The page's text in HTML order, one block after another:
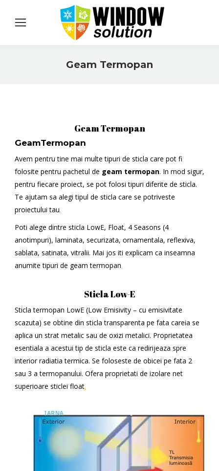
Geam Termopan
Geam Termopan
GeamTermopan
Avem pentru tine mai multe tipuri de sticla care pot fi
folosite pentru pachetul de geam termopan. In mod sigur,
pentru fiecare proiect, se pot folosi tipuri diferite de sticla.
Te ajutam sa alegi tipul de sticla care se potriveste
proiectului tau.
Poti alege dintre sticla LowE, Float, 4 Seasons (4
anotimpuri), laminata, securizata, ornamentala, reflexiva,
sablata, satinata, vitralii. Mai jos iti explicam ca inseamna
anumite tipuri de geam termopan.
Sticla Low-E
Sticla termopan LowE (Low Emisivity – cu emisivitate
scazuta) se obtine din sticla transparenta pe fata careia se
aplica un strat metalic sau de oxizi metalici. Proprietatea
esentiala a acestui tip de sticla este ca redirijeaza spre
interior radiatia termica. Se foloseste de obicei pe fata 2
sau 3 a termopanului. Ofera proprietati de izolare net
superioare sticlei float.